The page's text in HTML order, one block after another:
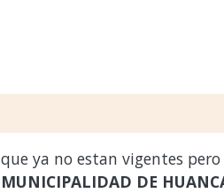
ya no estan vigentes
MUNICIPALIDAD DE